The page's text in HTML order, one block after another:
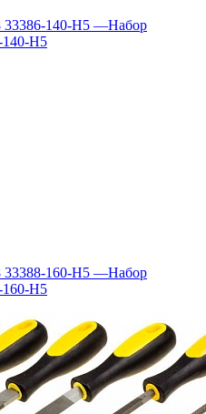
140-H5 —Набор
H5
160-H5 —Набор
H5